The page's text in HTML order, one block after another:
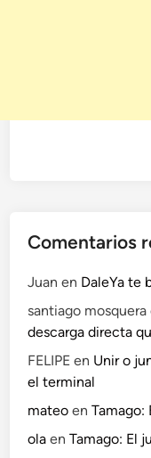
Comentarios
Juan en DaleYa te
santiago mosquera
descarga directa
FELIPE en Unir o
el terminal
mateo enTamago:
ola enTamago: El